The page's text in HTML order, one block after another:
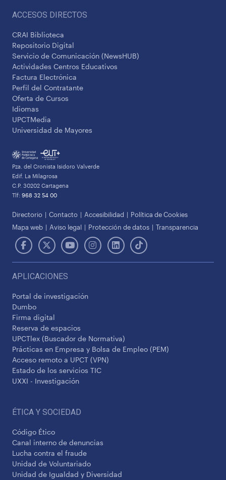
ACCESOS DIRECTOS
CRAI Biblioteca
Repositorio Digital
Servicio de Comunicación (NewsHUB)
Actividades Centros Educativos
Factura Electrónica
Perfil del Contratante
Oferta de Cursos
Idiomas
UPCTMedia
Universidad de Mayores
Pza. del Cronista Isidoro Valverde
Edif. La Milagrosa
C.P. 30202 Cartagena
Tlf: 968 32 54 00
Directorio Contacto Accesibilidad
Política de Cookies
Mapa web
Aviso legal Protección de datos Transparencia
APLICACIONES
Portal de investigación
Dumbo
Firma digital
Reserva de espacios
UPCTlex (Buscador de Normativa)
Prácticas en Empresa y Bolsa de Empleo (PEM)
Acceso remoto a UPCT (VPN)
Estado de los servicios TIC
UXXI - Investigación
ÉTICA Y SOCIEDAD
Código Ético
Canal interno de denuncias
Lucha contra el fraude
Unidad de Voluntariado
Unidad de Igualdad y Diversidad